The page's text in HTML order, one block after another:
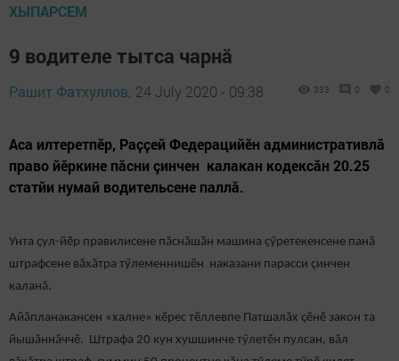
ХЫПАРСЕМ
9 водителе тытса чарнă
Рашит Фатхуллов, 24 July 2020 - 09:38 333 0 0
Аса илтеретпӗр, Раҫҫей Федерацийӗн административлӑ
право йӗркине пăсни çинчен калакан кодексăн 20.25
статйи нумай водительсене паллă.
Унта ҫул-йӗр правилисене пӑснӑшӑн машина çӳретекенсене панă
штрафсене вӑхӑтра тӳлеменнишӗн наказани парасси ҫинчен
каланă.
Айӑпланакансен «халне» кӗрес тӗллевпе Патшалăх çӗнӗ закон та
йышăннăччӗ. Штрафа 20 кун хушшинче тӳлетӗн пулсан, вăл